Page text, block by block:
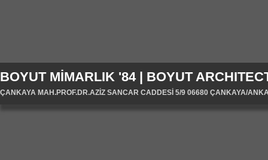
BOYUT MİMARLIK '84 | BOYUT
ÇANKAYA MAH.PROF.DR.AZİZ SANCAR CADDESİ 5/9 06680 ÇANKAYA/